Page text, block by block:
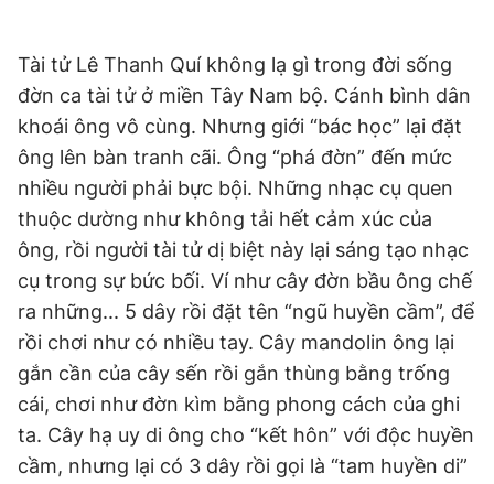
Tài tử Lê Thanh Quí không lạ gì trong đời sống
đờn ca tài tử ở miền Tây Nam bộ. Cánh bình dân
khoái ông vô cùng. Nhưng giới “bác học” lại đặt
ông lên bàn tranh cãi. Ông “phá đờn” đến mức
nhiều người phải bực bội. Những nhạc cụ quen
thuộc dường như không tải hết cảm xúc của
ông, rồi người tài tử dị biệt này lại sáng tạo nhạc
cụ trong sự bức bối. Ví như cây đờn bầu ông chế
ra những... 5 dây rồi đặt tên “ngũ huyền cầm”, để
rồi chơi như có nhiều tay. Cây mandolin ông lại
gắn cần của cây sến rồi gắn thùng bằng trống
cái, chơi như đờn kìm bằng phong cách của ghi
ta. Cây hạ uy di ông cho “kết hôn” với độc huyền
cầm, nhưng lại có 3 dây rồi gọi là “tam huyền di”